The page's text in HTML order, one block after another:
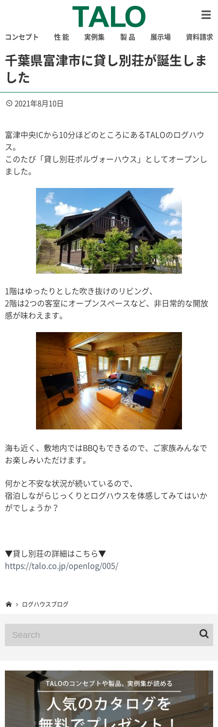
コンセプト 性 能 実例集 製 品 展示場 資料請求
千葉県富津市に貸し別荘が誕生しま
した
2021年8月10日
富津中央ICから10分ほどのところにあるTALOのログハウ
ス。
このたび「貸し別荘ポルヴォーハウス」としてオープンし
ました。
1階はゆったりとした吹き抜けのリビング、
2階は2つの客室にオープンスペースなど、非日常的な開放
感が味わえます。
海も近く、敷地内ではBBQもできるので、ご家族みんなで
お楽しみいただけます。
何かと不安な状況が続いているので、
宿泊しながらじっくりとログハウスを体感してみてはいか
がでしょうか？
▼貸し別荘の詳細はこちら▼
https://talo.co.jp/openlog/005/
ログハウスブログ